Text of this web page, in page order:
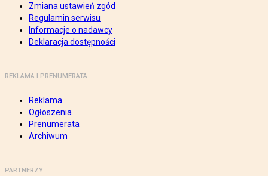
Zmiana ustawień zgód
Regulamin serwisu
Informacje o nadawcy
Deklaracja dostępności
REKLAMA I PRENUMERATA
Reklama
Ogłoszenia
Prenumerata
Archiwum
PARTNERZY